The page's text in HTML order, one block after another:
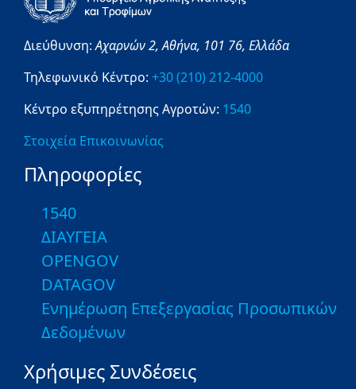
Διεύθυνση:Αχαρνών 2,Αθήνα, 101 76, Ελλάδα
Τηλεφωνικό Κέντρο: +30 (210) 212-4000
Κέντρο εξυπηρέτησης Αγροτών: 1540
Στοιχεία Επικοινωνίας
Πληροφορίες
1540
ΔΙΑΥΓΕΙΑ
OPENGOV
DATAGOV
Ενημέρωση Επεξεργασίας Προσωπικών
Δεδομένων
Χρήσιμες Συνδέσεις